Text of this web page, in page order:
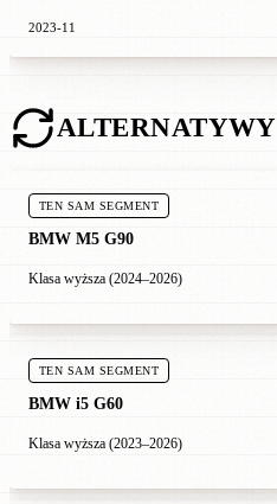
2023-11
ALTERNATYWY
TEN SAM SEGMENT
BMW M5 G90
Klasa wyższa (2024–2026)
TEN SAM SEGMENT
BMW i5 G60
Klasa wyższa (2023–2026)